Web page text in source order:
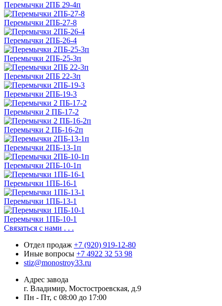
Перемычки 2ПБ 29-4п
Перемычки 2ПБ-27-8
Перемычки 2ПБ-26-4
Перемычки 2ПБ-25-3п
Перемычки 2ПБ 22-3п
Перемычки 2ПБ-19-3
Перемычки 2 ПБ-17-2
Перемычки 2 ПБ-16-2п
Перемычки 2ПБ-13-1п
Перемычки 2ПБ-10-1п
Перемычки 1ПБ-16-1
Перемычки 1ПБ-13-1
Перемычки 1ПБ-10-1
Связаться с нами . . .
Отдел продаж +7 (920) 919-12-80
Иные вопросы +7 4922 32 53 98
stiz@monostroy33.ru
Адрес завода
г. Владимир, Мостостроевская, д.9
Пн - Пт, с 08:00 до 17:00